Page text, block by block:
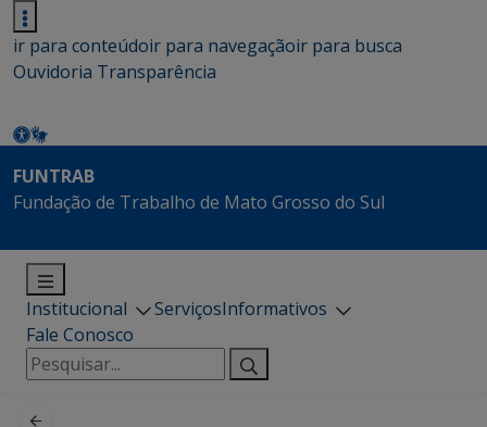
ir para conteúdoir para navegaçãoir para busca
Ouvidoria Transparência
FUNTRAB
Fundação de Trabalho de Mato Grosso do Sul
Institucional ServiçosInformativos
Fale Conosco
Pesquisar
por: